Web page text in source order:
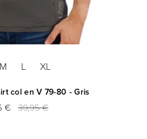
M L XL
col en V 79-80 - Gris
€ 39,95 €